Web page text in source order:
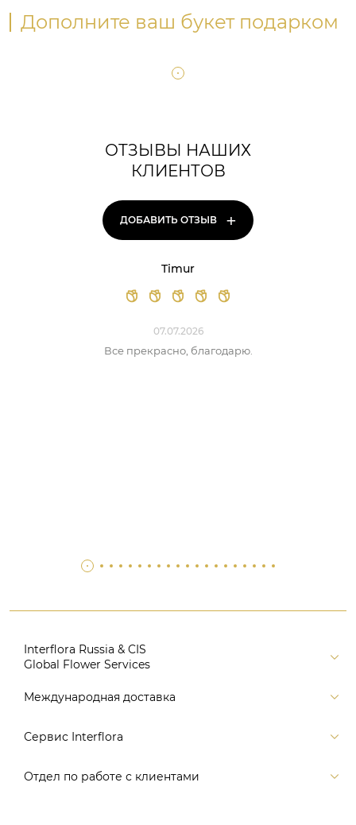
Дополните ваш букет подарком
ОТЗЫВЫ НАШИХ
КЛИЕНТОВ
ДОБАВИТЬ ОТЗЫВ +
Timur
07.07.2026
Все прекрасно, благодарю.
Interflora Russia & CIS
Global Flower Services
Версия для печати
Поиск
Международная доставка
Россия
Европа
Сервис Interflora
Заказ и оплата
Отдел по работе с клиентами